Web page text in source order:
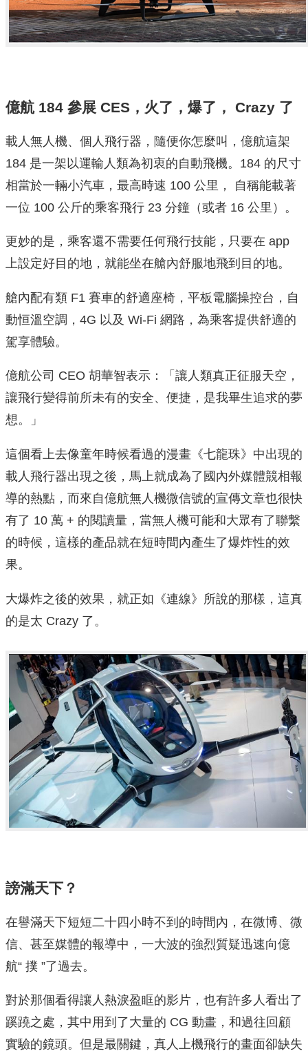
億航 184 參展 CES，火了，爆了， Crazy 了
載人無人機、個人飛行器，隨便你怎麼叫，億航這架
184 是一架以運輸人類為初衷的自動飛機。184 的尺寸
相當於一輛小汽車，最高時速 100 公里， 自稱能載著
一位 100 公斤的乘客飛行 23 分鐘（或者 16 公里）。
更妙的是，乘客還不需要任何飛行技能，只要在 app
上設定好目的地，就能坐在艙內舒服地飛到目的地。
艙內配有類 F1 賽車的舒適座椅，平板電腦操控台，自
動恒溫空調，4G 以及 Wi-Fi 網路，為乘客提供舒適的
駕享體驗。
億航公司 CEO 胡華智表示：「讓人類真正征服天空，
讓飛行變得前所未有的安全、便捷，是我畢生追求的夢
想。」
這個看上去像童年時候看過的漫畫《七龍珠》中出現的
載人飛行器出現之後，馬上就成為了國內外媒體競相報
導的熱點，而來自億航無人機微信號的宣傳文章也很快
有了 10 萬 + 的閱讀量，當無人機可能和大眾有了聯繫
的時候，這樣的產品就在短時間內產生了爆炸性的效
果。
大爆炸之後的效果，就正如《連線》所說的那樣，這真
的是太 Crazy 了。
謗滿天下？
在譽滿天下短短二十四小時不到的時間內，在微博、微
信、甚至媒體的報導中，一大波的強烈質疑迅速向億
航“ 撲 ”了過去。
對於那個看得讓人熱淚盈眶的影片，也有許多人看出了
蹊蹺之處，其中用到了大量的 CG 動畫，和過往回顧
實驗的鏡頭。但是最關鍵，真人上機飛行的畫面卻缺失